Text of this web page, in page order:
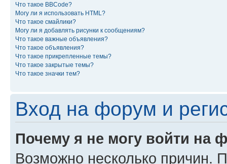
Что такое BBCode?
Могу ли я использовать HTML?
Что такое смайлики?
Могу ли я добавлять рисунки к сообщениям?
Что такое важные объявления?
Что такое объявления?
Что такое прикрепленные темы?
Что такое закрытые темы?
Что такое значки тем?
Вход на форум и
Почему я не могу войти на
Возможно несколько причин.